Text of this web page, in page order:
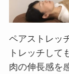
ペアストレッ
トレッチして
肉の伸長感を